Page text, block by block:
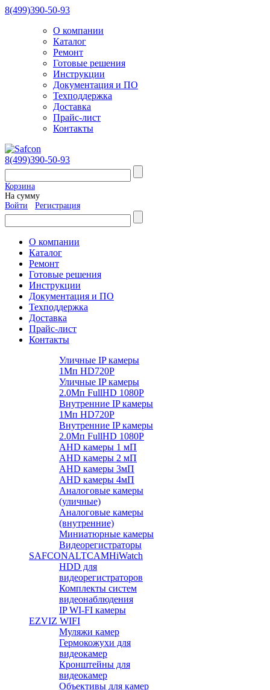
8(499)390-50-93
О компании
Каталог
Ремонт
Готовые решения
Инструкции
Документация и ПО
Техподдержка
Доставка
Прайс-лист
Контакты
8(499)390-50-93
Корзина
На сумму
Войти
Регистрация
О компании
Каталог
Ремонт
Готовые решения
Инструкции
Документация и ПО
Техподдержка
Доставка
Прайс-лист
Контакты
Уличные IP камеры
1Мп HD720P
Уличные IP камеры
2.0Мп FullHD 1080P
Внутренние IP камеры
1Мп HD720P
Внутренние IP камеры
2.0Мп FullHD 1080P
AHD камеры 1 мП
AHD камеры 2 мП
AHD камеры 3мП
AHD камеры 4мП
Аналоговые камеры
(уличные)
Аналоговые камеры
(внутренние)
Миниатюрные камеры
Видеорегистраторы
SAFCONALTCAMHiWatch
HDD для
видеорегистраторов
Комплекты систем
видеонаблюдения
IP WI-FI камеры
EZVIZ WIFI
Муляжи камер
Гермокожухи для
видеокамер
Кронштейны для
видеокамер
Объективы для камер